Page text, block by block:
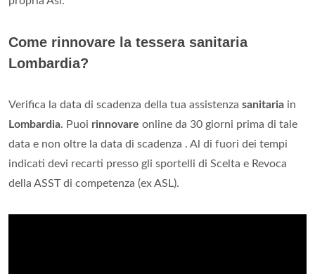
Come rinnovare la tessera sanitaria
Lombardia?
Verifica la data di scadenza della tua assistenza sanitaria in
Lombardia. Puoi rinnovare online da 30 giorni prima di tale
data e non oltre la data di scadenza . Al di fuori dei tempi
indicati devi recarti presso gli sportelli di Scelta e Revoca
della ASST di competenza (ex ASL).